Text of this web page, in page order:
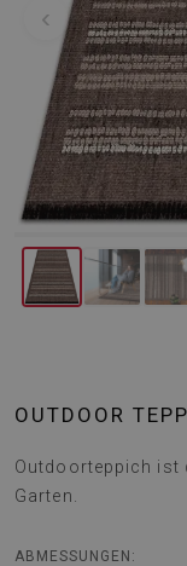
‹
OUTDOOR
Outdoorteppich ist
Garten.
ABMESSUNGEN: